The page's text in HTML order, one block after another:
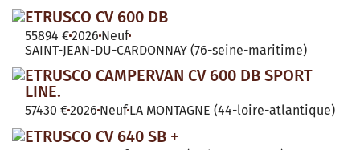
ETRUSCO CV 600 DB
55894 €2026 Neuf
SAINT-JEAN-DU-CARDONNAY (76-seine-maritime)
ETRUSCO CAMPERVAN CV 600 DB SPORT
LINE.
57430 €2026 Neuf LA MONTAGNE (44-loire-atlantique)
ETRUSCO CV 640 SB +